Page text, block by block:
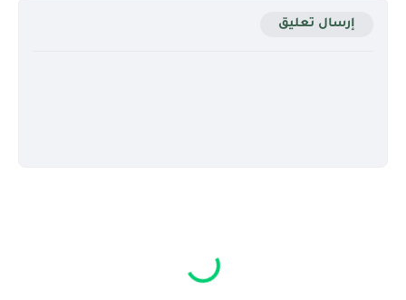
إرسال تعليق